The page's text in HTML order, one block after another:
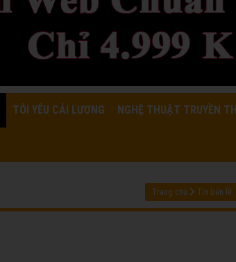
TÔI YÊU CẢI LƯƠNG NGHỆ THUẬT TRUYỀN
Trang chủ Tin bên lề